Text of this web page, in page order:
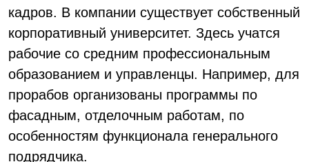
кадров. В компании существует собственный
корпоративный университет. Здесь учатся
рабочие со средним профессиональным
образованием и управленцы. Например, для
прорабов организованы программы по
фасадным, отделочным работам, по
особенностям функционала генерального
подрядчика.